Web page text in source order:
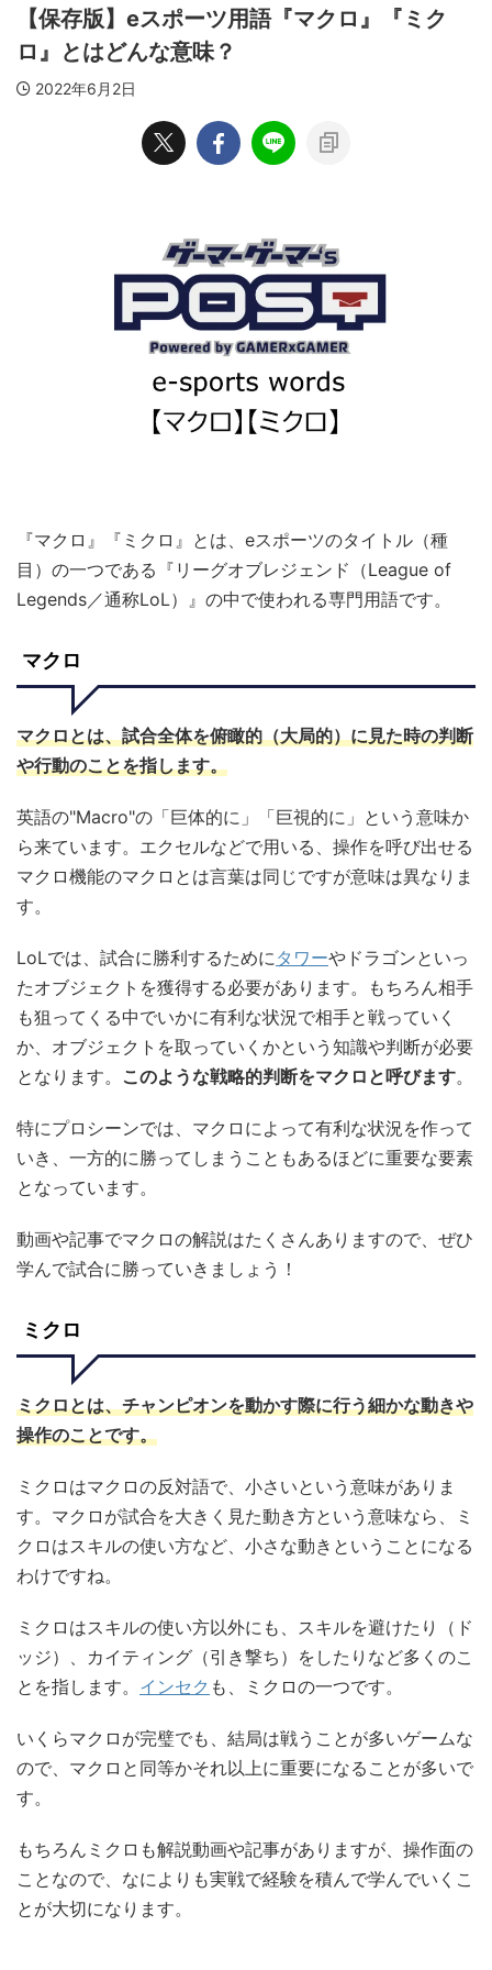
【保存版】eスポーツ用語『マクロ』『ミク
ロ』とはどんな意味？
2022年6月2日
『マクロ』『ミクロ』とは、eスポーツのタイトル（種
目）の一つである『リーグオブレジェンド（League of
Legends／通称LoL）』の中で使われる専門用語です。
マクロ
マクロとは、試合全体を俯瞰的（大局的）に見た時の判断
や行動のことを指します。
英語の"Macro"の「巨体的に」「巨視的に」という意味か
ら来ています。エクセルなどで用いる、操作を呼び出せる
マクロ機能のマクロとは言葉は同じですが意味は異なりま
す。
LoLでは、試合に勝利するために タワーやドラゴンといっ
たオブジェクトを獲得する必要があります。もちろん相手
も狙ってくる中でいかに有利な状況で相手と戦っていく
か、オブジェクトを取っていくかという知識や判断が必要
となります。 このような戦略的判断をマクロと呼びます。
特にプロシーンでは、マクロによって有利な状況を作って
いき、一方的に勝ってしまうこともあるほどに重要な要素
となっています。
動画や記事でマクロの解説はたくさんありますので、ぜひ
学んで試合に勝っていきましょう！
ミクロ
ミクロとは、チャンピオンを動かす際に行う細かな動きや
操作のことです。
ミクロはマクロの反対語で、小さいという意味がありま
す。マクロが試合を大きく見た動き方という意味なら、ミ
クロはスキルの使い方など、小さな動きということになる
わけですね。
ミクロはスキルの使い方以外にも、スキルを避けたり（ド
ッジ）、カイティング（引き撃ち）をしたりなど多くのこ
とを指します。 インセク も、ミクロの一つです。
いくらマクロが完璧でも、結局は戦うことが多いゲームな
ので、マクロと同等かそれ以上に重要になることが多いで
す。
もちろんミクロも解説動画や記事がありますが、操作面の
ことなので、なによりも実戦で経験を積んで学んでいくこ
とが大切になります。